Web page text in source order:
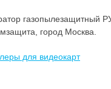
газопылезащитный
город Москва.
для видеокарт